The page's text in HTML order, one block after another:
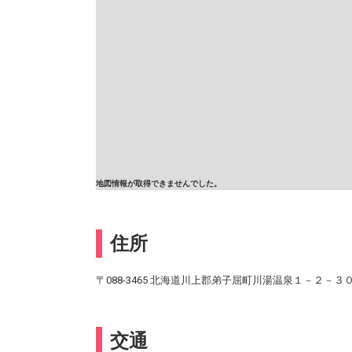
地図情報が取得できませんでした。
住所
〒088-3465 北海道川上郡弟子屈町川湯温泉１－２－３
交通